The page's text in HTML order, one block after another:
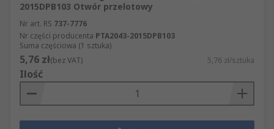
2015DPB103 Otwór przelotowy
Nr art. RS 737-7776
Nr części producenta PTA2043-2015DPB103
Suma częściowa (1 sztuka)
5,76 zł(bez VAT) 5,76 zł/sztuka
Ilość